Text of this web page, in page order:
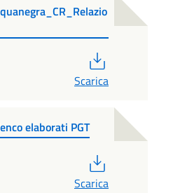
Scarica
elaborati PGT
Scarica